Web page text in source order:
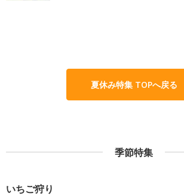
夏休み特集 TOPへ戻る
季節特集
いちご狩り